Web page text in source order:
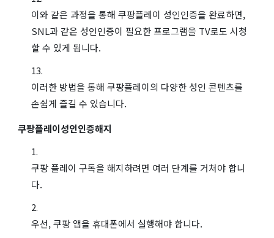
이와 같은 과정을 통해 쿠팡플레이 성인인증을 완료하면,
SNL과 같은 성인인증이 필요한 프로그램을 TV로도 시청
할 수 있게 됩니다.
이러한 방법을 통해 쿠팡플레이의 다양한 성인 콘텐츠를
손쉽게 즐길 수 있습니다.
쿠팡플레이성인인증해지
쿠팡 플레이 구독을 해지하려면 여러 단계를 거쳐야 합니
다.
우선, 쿠팡 앱을 휴대폰에서 실행해야 합니다.